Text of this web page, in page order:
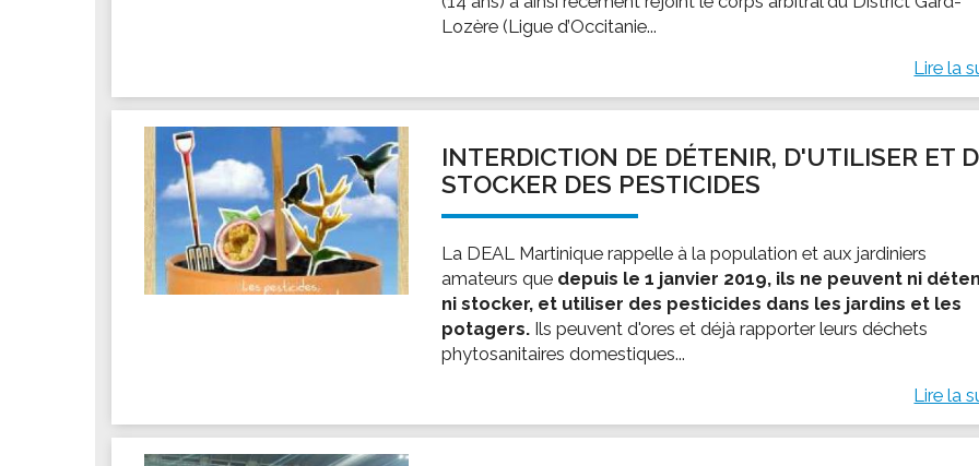
VIE PRATIQUE
Les espaces numériques
Infos baignade
Infos sargasse
Toilettes publiques
Lozère (Ligue d’Occitanie...
Lire la
INTERDICTION DE DÉTENIR, D'UTILISER ET
STOCKER DES PESTICIDES
La DEAL Martinique rappelle à la population et aux jardiniers
amateurs que depuis le 1 janvier 2019, ils ne peuvent ni
ni stocker, et utiliser des pesticides dans les jardins et les
potagers. Ils peuvent d'ores et déjà rapporter leurs déchets
phytosanitaires domestiques...
Lire la